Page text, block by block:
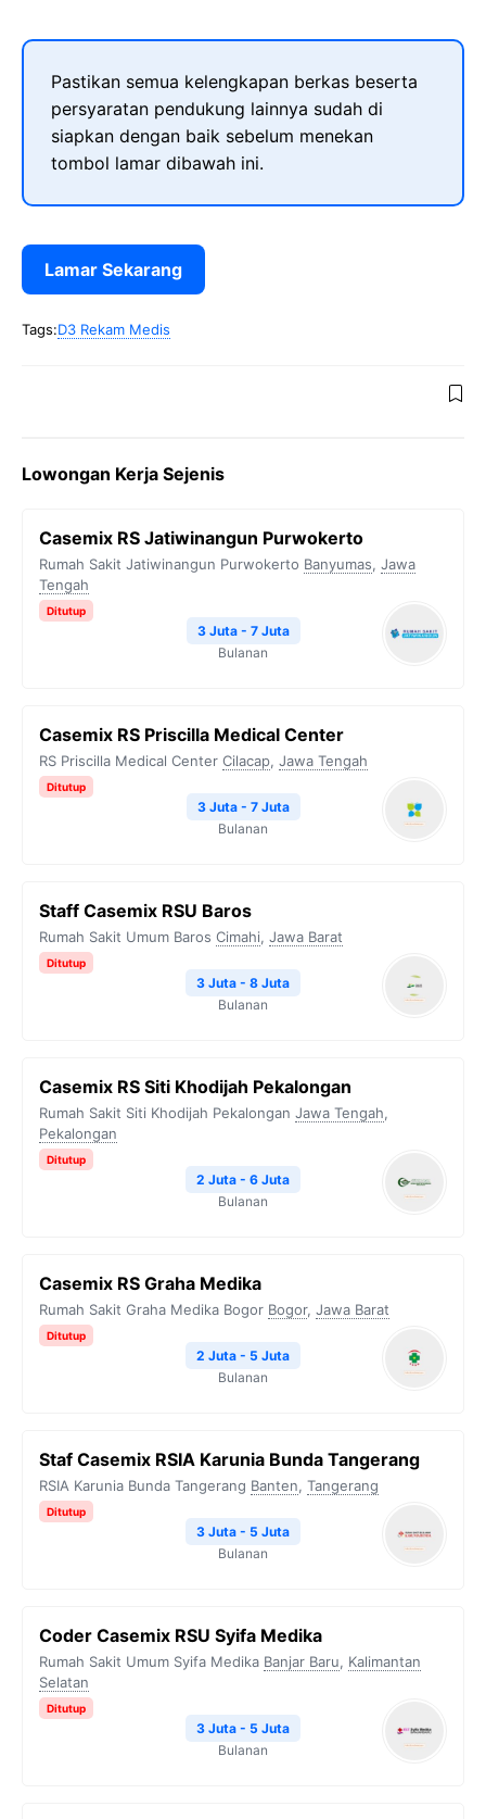
Pastikan semua kelengkapan berkas beserta
persyaratan pendukung lainnya sudah di
siapkan dengan baik sebelum menekan
tombol lamar dibawah ini.
Lamar Sekarang
Tags:D3 Rekam Medis
Lowongan Kerja Sejenis
Casemix RS Jatiwinangun Purwokerto
Rumah Sakit Jatiwinangun Purwokerto Banyumas, Jawa
Tengah
Ditutup
3 Juta - 7 Juta
Bulanan
Casemix RS Priscilla Medical Center
RS Priscilla Medical Center Cilacap, Jawa Tengah
Ditutup
3 Juta - 7 Juta
Bulanan
Staff Casemix RSU Baros
Rumah Sakit Umum Baros Cimahi, Jawa Barat
Ditutup
3 Juta - 8 Juta
Bulanan
Casemix RS Siti Khodijah Pekalongan
Rumah Sakit Siti Khodijah Pekalongan Jawa Tengah,
Pekalongan
Ditutup
2 Juta - 6 Juta
Bulanan
Casemix RS Graha Medika
Rumah Sakit Graha Medika Bogor Bogor, Jawa Barat
Ditutup
2 Juta - 5 Juta
Bulanan
Staf Casemix RSIA Karunia Bunda Tangerang
RSIA Karunia Bunda Tangerang Banten, Tangerang
Ditutup
3 Juta - 5 Juta
Bulanan
Coder Casemix RSU Syifa Medika
Rumah Sakit Umum Syifa Medika Banjar Baru, Kalimantan
Selatan
Ditutup
3 Juta - 5 Juta
Bulanan